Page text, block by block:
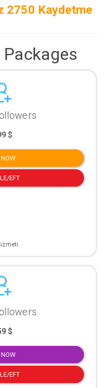
2750 Kaydetme
$
EFT
Hizmeti
$
EFT